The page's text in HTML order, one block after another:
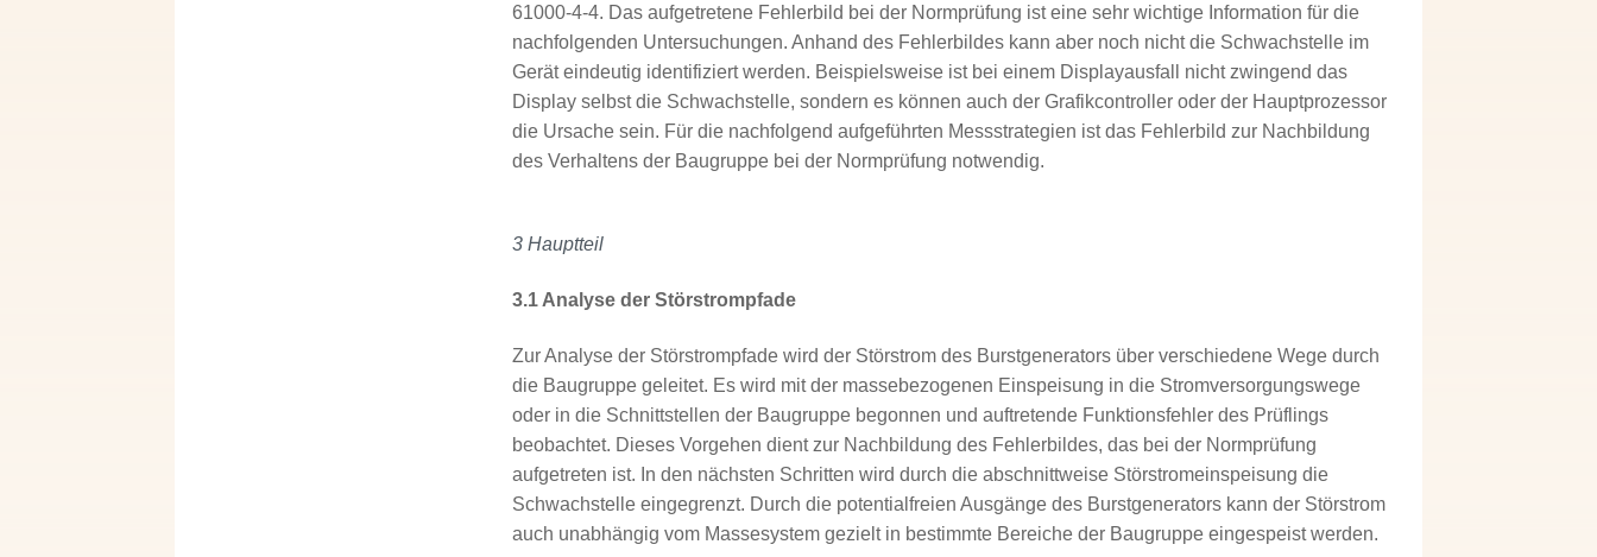
61000-4-4. Das aufgetretene Fehlerbild bei der Normprüfung ist eine sehr wichtige Information für die
nachfolgenden Untersuchungen. Anhand des Fehlerbildes kann aber noch nicht die Schwachstelle im
Gerät eindeutig identifiziert werden. Beispielsweise ist bei einem Displayausfall nicht zwingend das
Display selbst die Schwachstelle, sondern es können auch der Grafikcontroller oder der Hauptprozessor
die Ursache sein. Für die nachfolgend aufgeführten Messstrategien ist das Fehlerbild zur Nachbildung
des Verhaltens der Baugruppe bei der Normprüfung notwendig.
3 Hauptteil
3.1 Analyse der Störstrompfade
Zur Analyse der Störstrompfade wird der Störstrom des Burstgenerators über verschiedene Wege durch
die Baugruppe geleitet. Es wird mit der massebezogenen Einspeisung in die Stromversorgungswege
oder in die Schnittstellen der Baugruppe begonnen und auftretende Funktionsfehler des Prüflings
beobachtet. Dieses Vorgehen dient zur Nachbildung des Fehlerbildes, das bei der Normprüfung
aufgetreten ist. In den nächsten Schritten wird durch die abschnittweise Störstromeinspeisung die
Schwachstelle eingegrenzt. Durch die potentialfreien Ausgänge des Burstgenerators kann der Störstrom
auch unabhängig vom Massesystem gezielt in bestimmte Bereiche der Baugruppe eingespeist werden.